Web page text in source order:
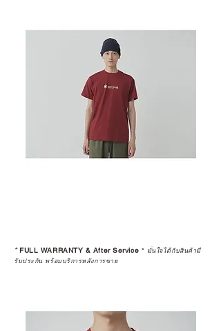
*FULL WARRANTY & After Service * มั่นใจได้กับสินค้ามี
รับประกัน พร้อมบริการหลังการขาย